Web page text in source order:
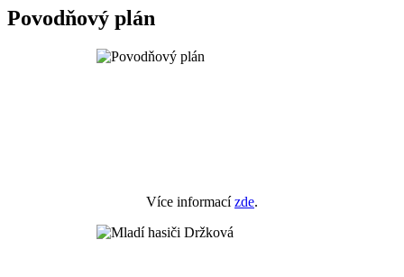
Povodňový plán
Více informacízde.